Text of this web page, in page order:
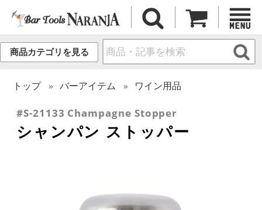
商品カテゴリを見る
トップ バーアイテム ワイン用品
#S-21133 Champagne Stopper
シャンパン ストッパー